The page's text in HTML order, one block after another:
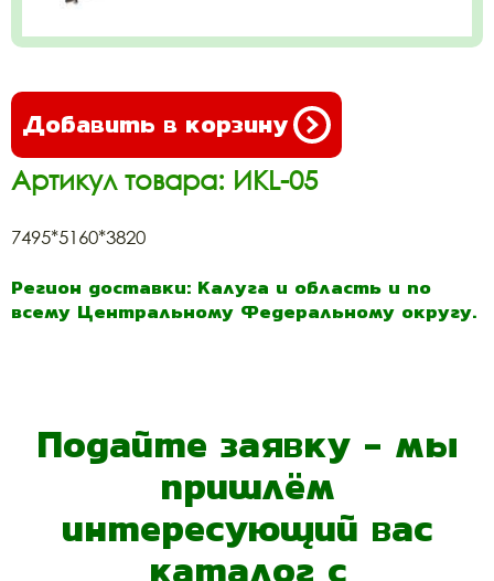
Добавить в корзину
Артикул товара: ИКL-05
7495*5160*3820
Регион доставки: Калуга и область и по
всему Центральному Федеральному округу.
Подайте заявку - мы
пришлём
интересующий вас